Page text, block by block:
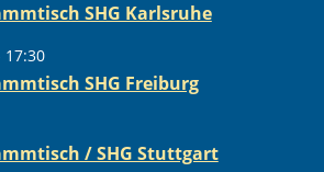
SHG Karlsruhe
17:30
SHG Freiburg
/ SHG Stuttgart